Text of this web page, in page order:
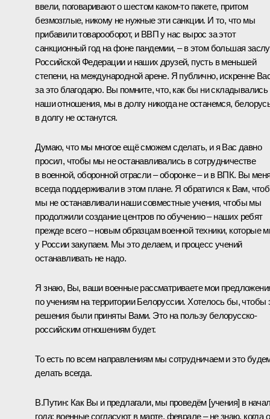
ввели, поговаривают о шестом каком-то пакете, притом
безмозглые, никому не нужные эти санкции. И то, что мы
прибавили товарооборот, и ВВП у нас вырос за этот
санкционный год на фоне пандемии, – в этом большая
Российской Федерации и наших друзей, пусть в меньшей
степени, на международной арене. Я публично, искренне
за это благодарю. Вы помните, что, как бы ни складывались
наши отношения, мы в долгу никогда не останемся,
в долгу не останутся.
Думаю, что мы многое ещё сможем сделать, и я Вас давно
просил, чтобы мы не останавливались в сотрудничестве
в военной, оборонной отрасли – оборонке – и в ВПК. Вы
всегда поддерживали в этом плане. Я обратился к Вам,
мы не останавливали наши совместные учения, чтобы мы
продолжили создание центров по обучению – наших ребят
прежде всего – новым образцам военной техники, которые
у России закупаем. Мы это делаем, и процесс учений
останавливать не надо.
Я знаю, Вы, ваши военные рассматриваете мои
по учениям на территории Белоруссии. Хотелось бы, чтобы
решения были приняты Вами. Это на пользу белорусско-
российским отношениям будет.
То есть по всем направлениям мы сотрудничаем и это
делать всегда.
В.Путин: Как Вы и предлагали, мы проведём [учения] в
года: военные согласуют в марте, феврале – не знаю, когда